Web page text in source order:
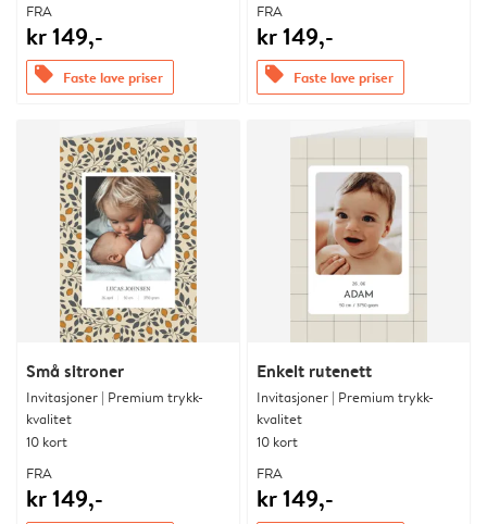
FRA
kr 149,-
offers Faste lave priser
FRA
kr 149,-
offers Faste lave priser
Små sitroner
Invitasjoner | Premium trykk-
kvalitet
10 kort
FRA
kr 149,-
Enkelt rutenett
Invitasjoner | Premium trykk-
kvalitet
10 kort
FRA
kr 149,-